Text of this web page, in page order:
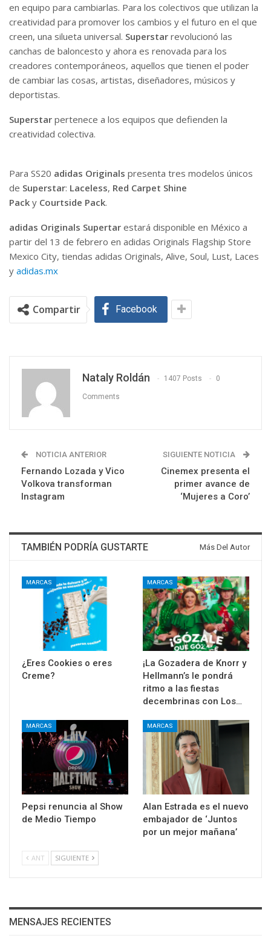
en equipo para cambiarlas. Para los colectivos que utilizan la
creatividad para promover los cambios y el futuro en el que
creen, una silueta universal. Superstar revolucionó las
canchas de baloncesto y ahora es renovada para los
creadores contemporáneos, aquellos que tienen el poder
de cambiar las cosas, artistas, diseñadores, músicos y
deportistas.
Superstar pertenece a los equipos que defienden la
creatividad colectiva.
Para SS20 adidas Originals presenta tres modelos únicos
de Superstar: Laceless, Red Carpet Shine
Pack y Courtside Pack.
adidas Originals Supertar estará disponible en México a
partir del 13 de febrero en adidas Originals Flagship Store
Mexico City, tiendas adidas Originals, Alive, Soul, Lust, Laces
y adidas.mx
Compartir Facebook
Nataly Roldán 1407 Posts 0
Comments
NOTICIA ANTERIOR
Fernando Lozada y Vico
Volkova transforman
Instagram
SIGUIENTE NOTICIA
Cinemex presenta el
primer avance de
‘Mujeres a Coro’
TAMBIÉN PODRÍA GUSTARTE Más Del Autor
MARCAS
¿Eres Cookies o eres
Creme?
MARCAS
¡La Gozadera de Knorr y
Hellmann’s le pondrá
ritmo a las fiestas
decembrinas con Los…
MARCAS
Pepsi renuncia al Show
de Medio Tiempo
MARCAS
Alan Estrada es el nuevo
embajador de ‘Juntos
por un mejor mañana’
ANT SIGUIENTE
MENSAJES RECIENTES